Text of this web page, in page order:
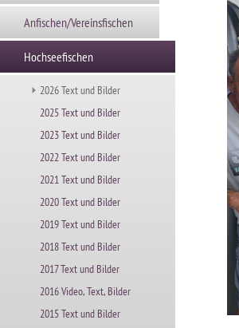
Anfischen/Vereinsfischen
Hochseefischen
2026 Text und Bilder
2025 Text und Bilder
2023 Text und Bilder
2022 Text und Bilder
2021 Text und Bilder
2020 Text und Bilder
2019 Text und Bilder
2018 Text und Bilder
2017 Text und Bilder
2016 Video, Text, Bilder
2015 Text und Bilder